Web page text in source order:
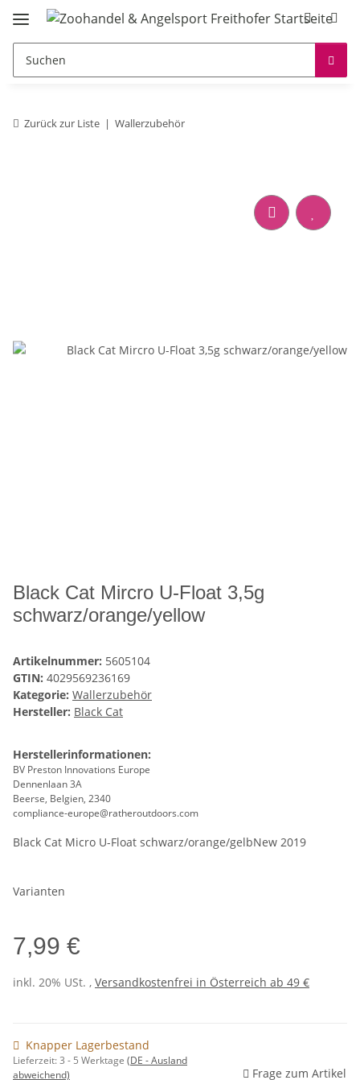
Zurück zur Liste Wallerzubehör
Black Cat Mircro U-Float 3,5g
schwarz/orange/yellow
Artikelnummer: 5605104
GTIN: 4029569236169
Kategorie: Wallerzubehör
Hersteller: Black Cat
Herstellerinformationen:
BV Preston Innovations Europe
Dennenlaan 3A
Beerse, Belgien, 2340
compliance-europe@ratheroutdoors.com
Black Cat Micro U-Float schwarz/orange/gelbNew 2019
Varianten
7,99 €
inkl. 20% USt. , Versandkostenfrei in Österreich ab 49 €
Knapper Lagerbestand
Lieferzeit:3 - 5 Werktage (DE - Ausland
abweichend)
Frage zum Artikel